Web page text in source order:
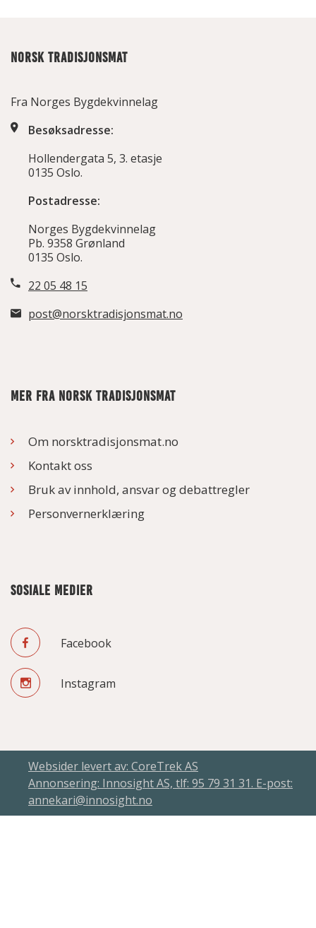
NORSK TRADISJONSMAT
Fra Norges Bygdekvinnelag
Besøksadresse:
Hollendergata 5, 3. etasje
0135 Oslo.
Postadresse:
Norges Bygdekvinnelag
Pb. 9358 Grønland
0135 Oslo.
22 05 48 15
post@norsktradisjonsmat.no
MER FRA NORSK TRADISJONSMAT
Om norsktradisjonsmat.no
Kontakt oss
Bruk av innhold, ansvar og debattregler
Personvernerklæring
SOSIALE MEDIER
Facebook
Instagram
Websider levert av: CoreTrek AS
Annonsering: Innosight AS, tlf: 95 79 31 31. E-post:
annekari@innosight.no